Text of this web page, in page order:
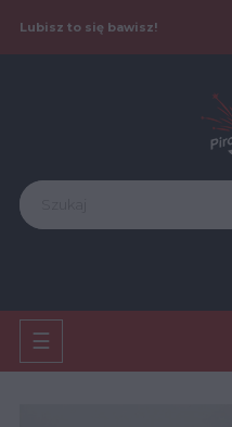
Lubisz to się bawisz!
Toggle
navigation
☰